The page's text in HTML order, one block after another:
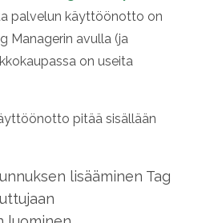
palvelun käyttöönotto on
Managerin avulla (ja
on useita
pitää sisällään
lisääminen Tag